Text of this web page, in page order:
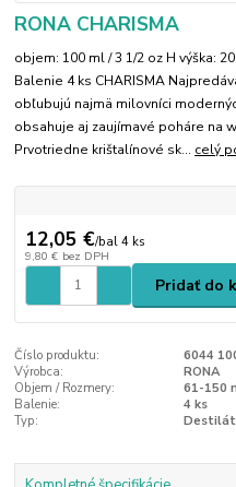
RONA CHARISMA
objem: 100 ml / 3 1/2 oz H výška:
Balenie 4 ks CHARISMA
obľubujú najmä milovníci
obsahuje aj zaujímavé poháre na
Prvotriedne krištalínové sk... celý
12,05 €/bal 4 ks
9,80 € bez DPH
Pridať do
Číslo produktu:
6044
Výrobca:
RONA
Objem / Rozmery:
61-150
Balenie:
4 ks
Typ: